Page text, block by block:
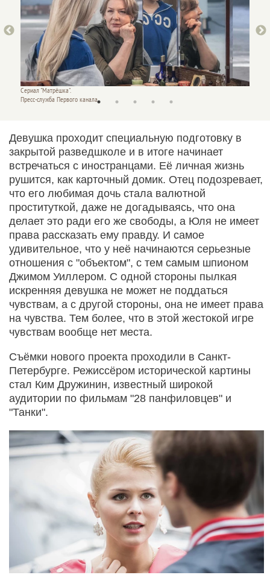
Сериал "Матрёшка".
Пресс-служба Первого канала.
Девушка проходит специальную подготовку в
закрытой разведшколе и в итоге начинает
встречаться с иностранцами. Её личная жизнь
рушится, как карточный домик. Отец подозревает,
что его любимая дочь стала валютной
проституткой, даже не догадываясь, что она
делает это ради его же свободы, а Юля не имеет
права рассказать ему правду. И самое
удивительное, что у неё начинаются серьезные
отношения с "объектом", с тем самым шпионом
Джимом Уиллером. С одной стороны пылкая
искренняя девушка не может не поддаться
чувствам, а с другой стороны, она не имеет права
на чувства. Тем более, что в этой жестокой игре
чувствам вообще нет места.
Съёмки нового проекта проходили в Санкт-
Петербурге. Режиссёром исторической картины
стал Ким Дружинин, известный широкой
аудитории по фильмам "28 панфиловцев" и
"Танки".